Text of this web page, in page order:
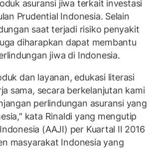
asuransi jiwa terkait investasi
Prudential Indonesia. Selain
saat terjadi risiko penyakit
diharapkan dapat membantu
jiwa di Indonesia.
dan layanan, edukasi literasi
sama, secara berkelanjutan kami
perlindungan asuransi yang
kata Rinaldi yang mengutip
(AAJI) per Kuartal II 2016
masyarakat Indonesia yang